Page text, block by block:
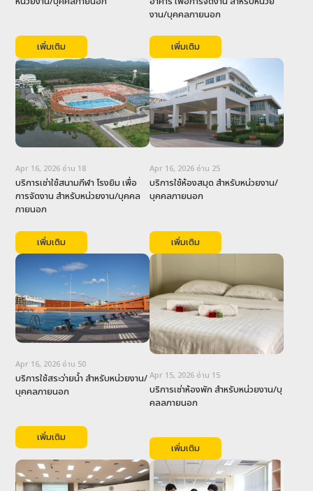
เพิ่มเติม
งาน/บุคคลภายนอก
เพิ่มเติม
Apr 16, 2026 อ่าน 18
บริการเช่าใช้สนามกีฬา โรงยิม เพื่อ
การจัดงาน สำหรับหน่วยงาน/บุคคล
ภายนอก
เพิ่มเติม
Apr 16, 2026 อ่าน 25
บริการใช้ห้องสมุด สำหรับหน่วยงาน/
บุคคลภายนอก
เพิ่มเติม
Apr 16, 2026 อ่าน 50
บริการใช้สระว่ายน้ำ สำหรับหน่วยงาน/
บุคคลภายนอก
เพิ่มเติม
Apr 15, 2026 อ่าน 15
บริการเช่าห้องพัก สำหรับหน่วยงาน/บุ
คลลภายนอก
เพิ่มเติม